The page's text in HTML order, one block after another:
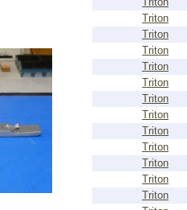
Triton
Triton
Triton
Triton
Triton
Triton
Triton
Triton
Triton
Triton
Triton
Triton